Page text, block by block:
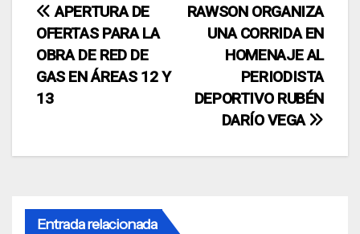
Navegación
de
entradas
RAWSON ORGANIZA
UNA CORRIDA EN
HOMENAJE AL
PERIODISTA
DEPORTIVO RUBÉN
DARÍO VEGA
APERTURA DE
OFERTAS PARA LA
OBRA DE RED DE
GAS EN ÁREAS 12 Y
13
Entrada relacionada